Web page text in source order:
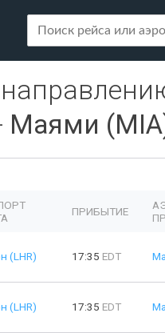
Маями
ПРИБЫТИЕ
(LHR) 17:35 EDT
(LHR) 17:35 EDT